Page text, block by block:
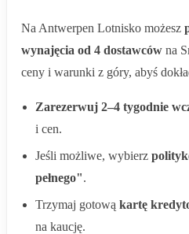
Na Antwerpen Lotnisko możesz
wynajęcia od 4 dostawców na
ceny i warunki z góry, abyś
Zarezerwuj 2–4 tygodnie
i cen.
Jeśli możliwe, wybierz
pełnego".
Trzymaj gotową kartę
na kaucję.